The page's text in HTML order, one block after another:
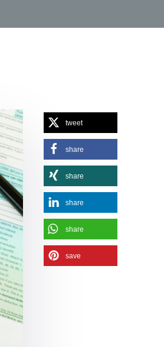
tweet
share
share
share
share
save